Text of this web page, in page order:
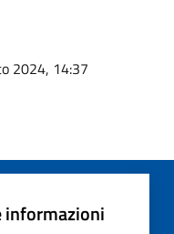
2024, 14:37
informazioni